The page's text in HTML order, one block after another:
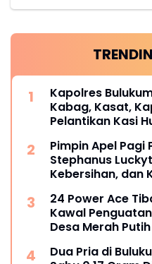
Kapolres
Kabag, Kasat,
Pelantikan Kasi
Pimpin Apel Pagi
Stephanus
Kebersihan, dan
24 Power Ace
Kawal
Desa Merah Putih
Dua Pria di